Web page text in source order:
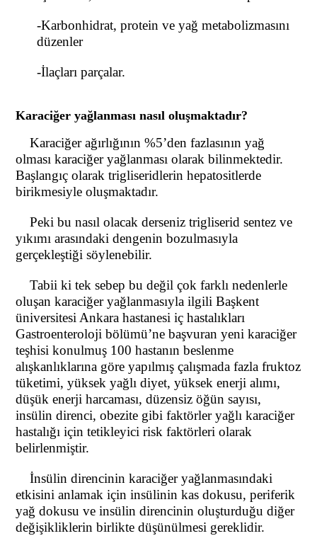
-Karbonhidrat, protein ve yağ metabolizmasını
düzenler
-İlaçları parçalar.
Karaciğer yağlanması nasıl oluşmaktadır?
Karaciğer ağırlığının %5’den fazlasının yağ
olması karaciğer yağlanması olarak bilinmektedir.
Başlangıç olarak trigliseridlerin hepatositlerde
birikmesiyle oluşmaktadır.
Peki bu nasıl olacak derseniz trigliserid sentez ve
yıkımı arasındaki dengenin bozulmasıyla
gerçekleştiği söylenebilir.
Tabii ki tek sebep bu değil çok farklı nedenlerle
oluşan karaciğer yağlanmasıyla ilgili Başkent
üniversitesi Ankara hastanesi iç hastalıkları
Gastroenteroloji bölümü’ne başvuran yeni karaciğer
teşhisi konulmuş 100 hastanın beslenme
alışkanlıklarına göre yapılmış çalışmada fazla fruktoz
tüketimi, yüksek yağlı diyet, yüksek enerji alımı,
düşük enerji harcaması, düzensiz öğün sayısı,
insülin direnci, obezite gibi faktörler yağlı karaciğer
hastalığı için tetikleyici risk faktörleri olarak
belirlenmiştir.
İnsülin direncinin karaciğer yağlanmasındaki
etkisini anlamak için insülinin kas dokusu, periferik
yağ dokusu ve insülin direncinin oluşturduğu diğer
değişikliklerin birlikte düşünülmesi gereklidir.